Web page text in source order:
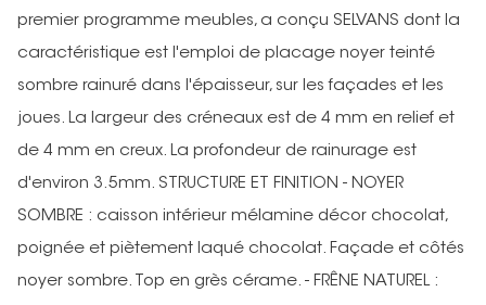
premier programme meubles, a conçu SELVANS dont la
caractéristique est l'emploi de placage noyer teinté
sombre rainuré dans l'épaisseur, sur les façades et les
joues. La largeur des créneaux est de 4 mm en relief et
de 4 mm en creux. La profondeur de rainurage est
d'environ 3.5mm. STRUCTURE ET FINITION - NOYER
SOMBRE : caisson intérieur mélamine décor chocolat,
poignée et piètement laqué chocolat. Façade et côtés
noyer sombre. Top en grès cérame. - FRÊNE NATUREL :